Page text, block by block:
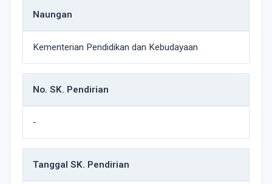
Naungan
Kementerian Pendidikan dan Kebudayaan
No. SK. Pendirian
-
Tanggal SK. Pendirian